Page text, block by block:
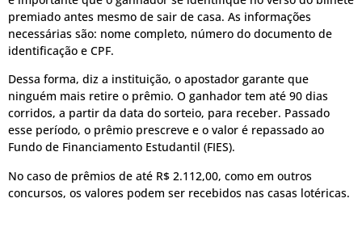
premiado antes mesmo de sair de casa. As informações
necessárias são: nome completo, número do documento de
identificação e CPF.
Dessa forma, diz a instituição, o apostador garante que
ninguém mais retire o prêmio. O ganhador tem até 90 dias
corridos, a partir da data do sorteio, para receber. Passado
esse período, o prêmio prescreve e o valor é repassado ao
Fundo de Financiamento Estudantil (FIES).
No caso de prêmios de até R$ 2.112,00, como em outros
concursos, os valores podem ser recebidos nas casas lotéricas.